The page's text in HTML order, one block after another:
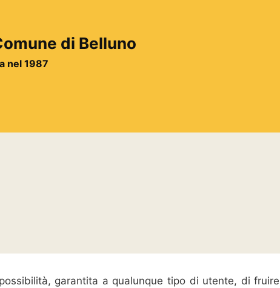
di Belluno
nel 1987
garantita a qualunque tipo di utente, di fruire